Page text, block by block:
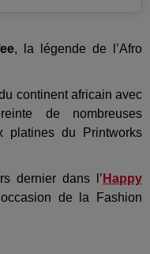
, la légende de l’Afro
continent africain avec
de nombreuses
du Printworks
dernier dans l’ Happy
de la Fashion